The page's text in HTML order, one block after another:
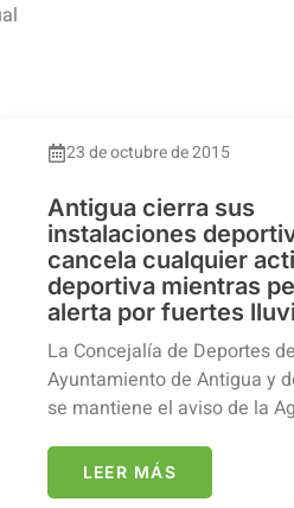
23 de octubre de 2015
Antigua cierra sus
instalaciones
cancela cualquier
deportiva mientras
alerta por fuertes
La Concejalía de Deportes
Ayuntamiento de Antigua y
se mantiene el aviso de la
LEER MÁS